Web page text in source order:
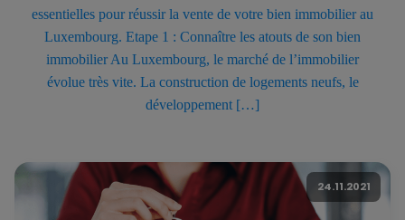
essentielles pour réussir la vente de votre bien immobilier au
Luxembourg. Etape 1 : Connaître les atouts de son bien
immobilier Au Luxembourg, le marché de l’immobilier
évolue très vite. La construction de logements neufs, le
développement […]
24.11.2021